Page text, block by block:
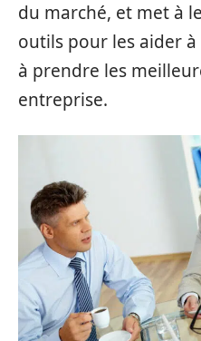
du marché, et met à
outils pour les aider
à prendre les
entreprise.